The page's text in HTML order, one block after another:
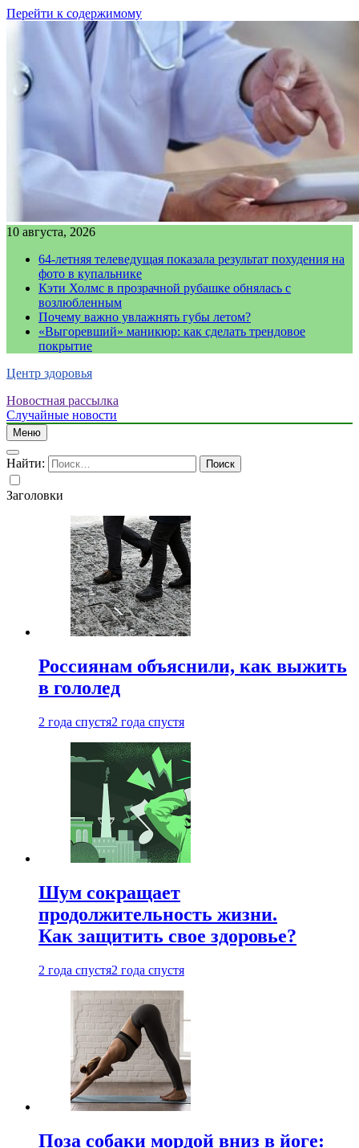
Перейти к содержимому
10 августа, 2026
64-летняя телеведущая показала результат похудения на
фото в купальнике
Кэти Холмс в прозрачной рубашке обнялась с
возлюбленным
Почему важно увлажнять губы летом?
«Выгоревший» маникюр: как сделать трендовое
покрытие
Центр здоровья
Новостная рассылка
Случайные новости
Меню
Найти:
Заголовки
Россиянам объяснили, как выжить
в гололед
2 года спустя2 года спустя
Шум сокращает
продолжительность жизни.
Как защитить свое здоровье?
2 года спустя2 года спустя
Поза собаки мордой вниз в йоге: